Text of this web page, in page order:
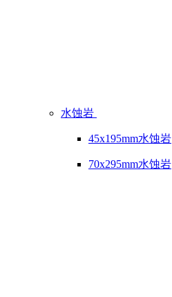
水蚀岩
45x195mm水蚀岩
70x295mm水蚀岩